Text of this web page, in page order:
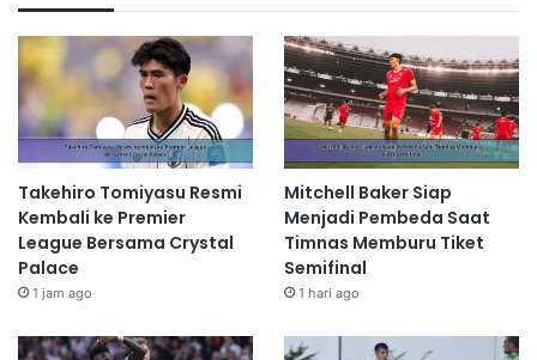
Takehiro Tomiyasu Resmi
Kembali ke Premier
League Bersama Crystal
Palace
1 jam ago
Mitchell Baker Siap
Menjadi Pembeda Saat
Timnas Memburu Tiket
Semifinal
1 hari ago